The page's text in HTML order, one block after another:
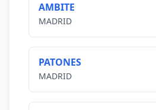
AMBITE
MADRID
PATONES
MADRID